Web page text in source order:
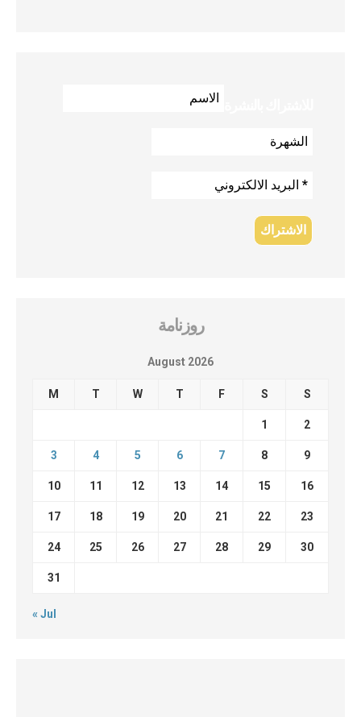
روزنامة
August 2026
M T W T F S S
1 2
3 4 5 6 7 8 9
10 11 12 13 14 15 16
17 18 19 20 21 22 23
24 25 26 27 28 29 30
31
« Jul